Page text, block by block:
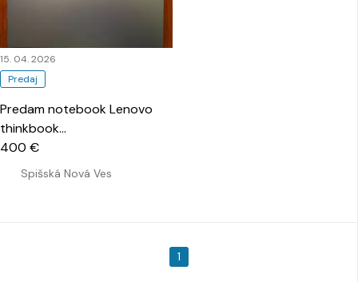
Predaj
15. 04. 2026
Predam notebook Lenovo
thinkbook…
Spišská Nová Ves
400 €
1